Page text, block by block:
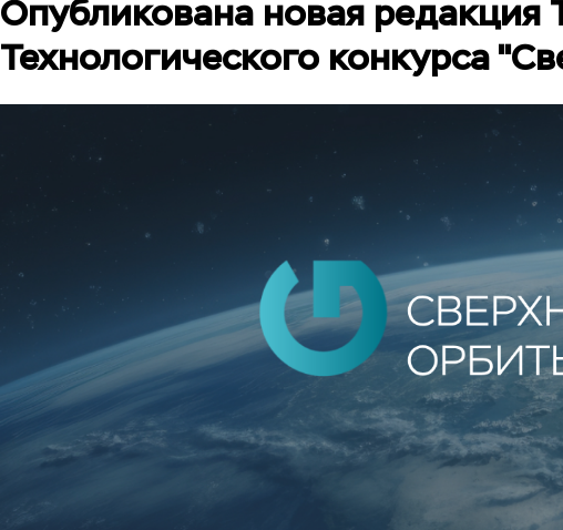
Опубликована новая редакция
Технологического конкурса